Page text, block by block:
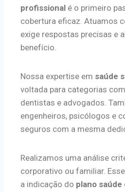
profissional é o primeiro
cobertura eficaz. Atuamos
exige respostas precisas e
benefício.
Nossa expertise em saúde
voltada para categorias
dentistas e advogados.
engenheiros, psicólogos e
seguros com a mesma
Realizamos uma análise
corporativo ou familiar.
a indicação do plano saúde